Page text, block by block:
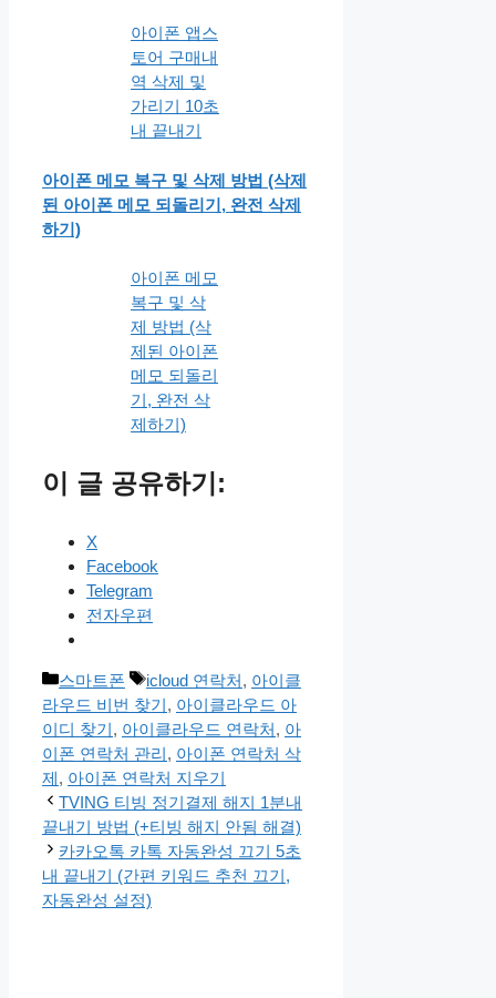
아이폰 앱스
토어 구매내
역 삭제 및
가리기 10초
내 끝내기
아이폰 메모 복구 및 삭제 방법 (삭제
된 아이폰 메모 되돌리기, 완전 삭제
하기)
아이폰 메모
복구 및 삭
제 방법 (삭
제된 아이폰
메모 되돌리
기, 완전 삭
제하기)
이 글 공유하기:
X
Facebook
Telegram
전자우편
카
테
고
리
스마트폰
태
그
icloud 연락처, 아이클
라우드 비번 찾기, 아이클라우드 아
이디 찾기, 아이클라우드 연락처, 아
이폰 연락처 관리, 아이폰 연락처 삭
제, 아이폰 연락처 지우기
TVING 티빙 정기결제 해지 1분내
끝내기 방법 (+티빙 해지 안됨 해결)
카카오톡 카톡 자동완성 끄기 5초
내 끝내기 (간편 키워드 추천 끄기,
자동완성 설정)